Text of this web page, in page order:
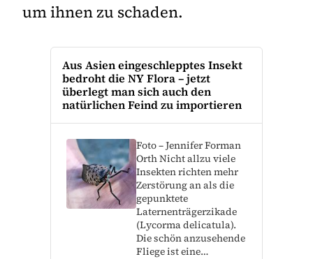
um ihnen zu schaden.
Aus Asien eingeschlepptes Insekt
bedroht die NY Flora – jetzt
überlegt man sich auch den
natürlichen Feind zu importieren
Foto – Jennifer Forman
Orth Nicht allzu viele
Insekten richten mehr
Zerstörung an als die
gepunktete
Laternenträgerzikade
(Lycorma delicatula).
Die schön anzusehende
Fliege ist eine…